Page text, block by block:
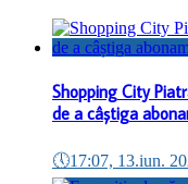
Shopping City
de a câștiga
🕔17:07, 13.iun.